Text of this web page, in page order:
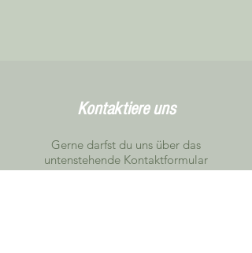
Kontaktiere uns
Gerne darfst du uns über das
untenstehende Kontaktformular
kontaktieren.